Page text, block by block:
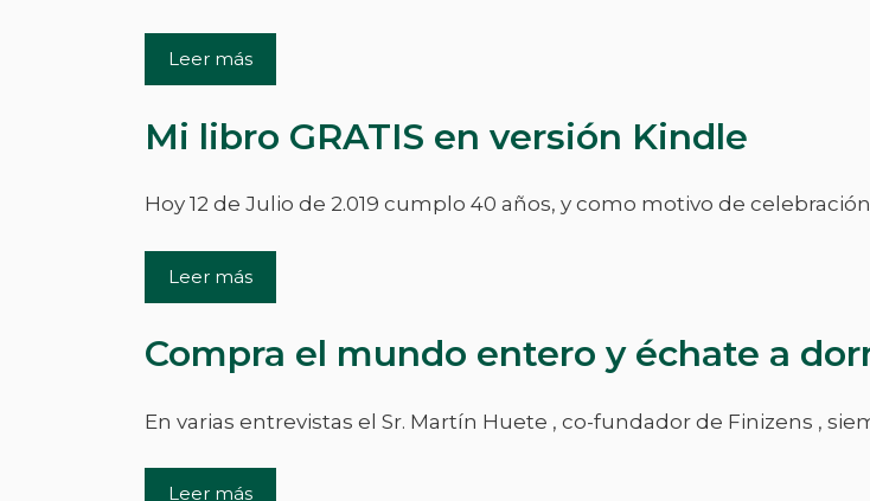
Leer más
Mi libro GRATIS en versión Kindle
Hoy 12 de Julio de 2.019 cumplo 40 años, y como motivo de
Leer más
Compra el mundo entero y échate a
En varias entrevistas el Sr. Martín Huete , co-fundador de Finizens ,
Leer más